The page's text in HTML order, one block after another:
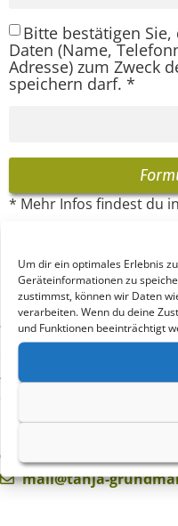
Um dir ein optimales Erlebnis
Geräteinformationen zu
zustimmst, können wir Daten
verarbeiten. Wenn du deine
und Funktionen beeinträchtigt
Bitte bestätigen
Daten (Name,
Adresse) zum Zweck
speichern darf. *
Alternative:
* Mehr Infos findest du
Infos Termine und
Nutze gerne das
per Whatsapp/SMS oder
Wenn du nach einem Tag
erhalten hast, schaue
Antwortmail im Spam
antworte i.d.R. innerhalb
Ob wir uns duzen oder
mail@tanja-